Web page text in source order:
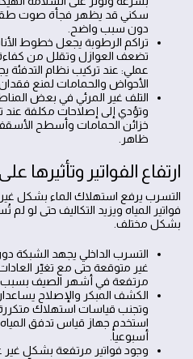
سكني قد يظهر فجأة صوت
دون سبب واضح.
تراكم الرطوبة يجعل خطوط
تضعف العوازل وتقلل من كفاءة
عملي: عند تركيب نظام
الأحواض والحمامات لمنع فقدان
التلف غير المرئي في بعض
وتؤدي إلى إصلاحات مكلفة
خزائن الحمامات وأسطح
ظاهر.
ارتفاع الفواتير وتأثيرها
التسرب يرفع استهلاك الماء بشكل
فواتير المياه ويزيد التكاليف حتى لو لم
بشكل مختلف.
التسرب الداخلي يجهد الشبكة
غير متوقعة حتى مع تغيّر
مرتفعة في أشهر الصيف بسبب
الكشف المبكر والإصلاح
وتجنب قياسات استهلاك متكررة
استخدم جهاز قياس تدفق المياه
أسبوعياً.
وجود فواتير مرتفعة بشكل